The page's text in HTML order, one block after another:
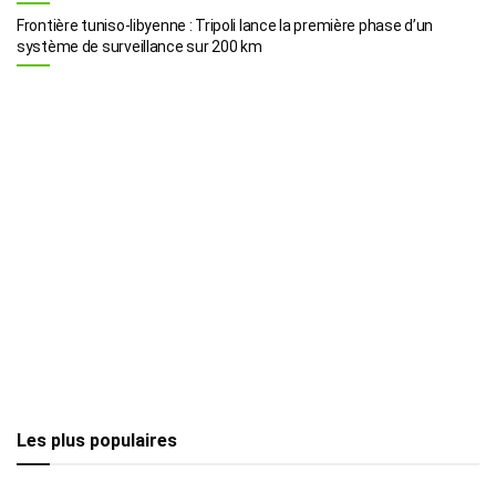
Frontière tuniso-libyenne : Tripoli lance la première phase d’un
système de surveillance sur 200 km
Les plus populaires